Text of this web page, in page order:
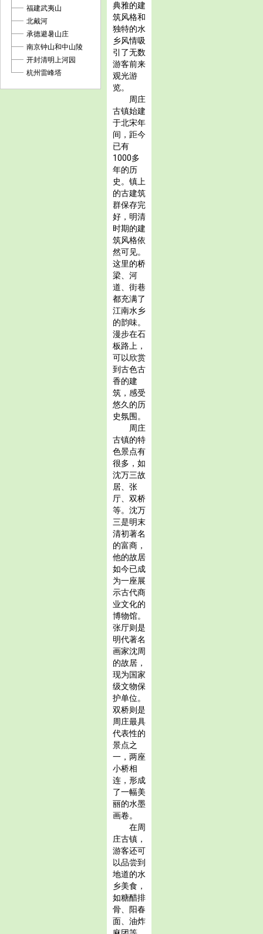
福建武夷山
北戴河
承德避暑山庄
南京钟山和中山陵
开封清明上河园
杭州雷峰塔
典雅的建
筑风格和
独特的水
乡风情吸
引了无数
游客前来
观光游
览。
周庄
古镇始建
于北宋年
间，距今
已有
1000多
年的历
史。镇上
的古建筑
群保存完
好，明清
时期的建
筑风格依
然可见。
这里的桥
梁、河
道、街巷
都充满了
江南水乡
的韵味。
漫步在石
板路上，
可以欣赏
到古色古
香的建
筑，感受
悠久的历
史氛围。
周庄
古镇的特
色景点有
很多，如
沈万三故
居、张
厅、双桥
等。沈万
三是明末
清初著名
的富商，
他的故居
如今已成
为一座展
示古代商
业文化的
博物馆。
张厅则是
明代著名
画家沈周
的故居，
现为国家
级文物保
护单位。
双桥则是
周庄最具
代表性的
景点之
一，两座
小桥相
连，形成
了一幅美
丽的水墨
画卷。
在周
庄古镇，
游客还可
以品尝到
地道的水
乡美食，
如糖醋排
骨、阳春
面、油炸